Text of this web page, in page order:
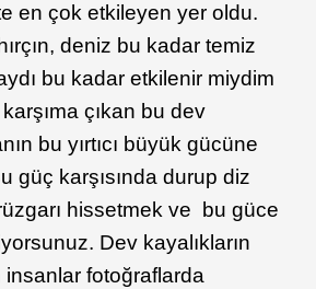
en çok etkileyen yer oldu.
deniz bu kadar temiz
bu kadar etkilenir miydim
çıkan bu dev
bu yırtıcı büyük gücüne
güç karşısında durup diz
hissetmek ve bu güce
Dev kayalıkların
insanlar fotoğraflarda